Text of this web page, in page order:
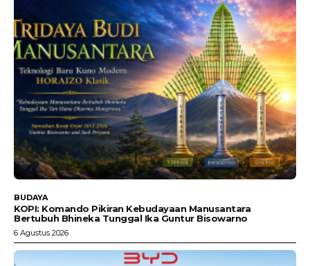
BUDAYA
KOPI: Komando Pikiran Kebudayaan Manusantara
Bertubuh Bhineka Tunggal Ika Guntur Bisowarno
6 Agustus 2026